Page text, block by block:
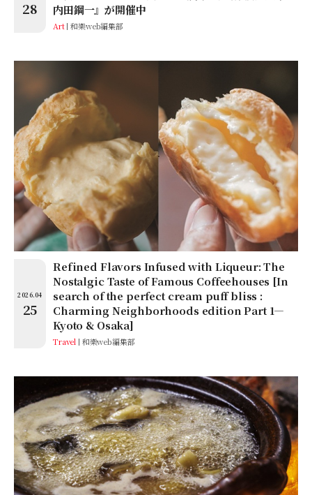
28
内田鋼一』が開催中
Art 和樂web編集部
2026.04
25
Refined Flavors Infused with Liqueur: The
Nostalgic Taste of Famous Coffeehouses [In
search of the perfect cream puff bliss :
Charming Neighborhoods edition Part 1—
Kyoto & Osaka]
Travel 和樂web編集部